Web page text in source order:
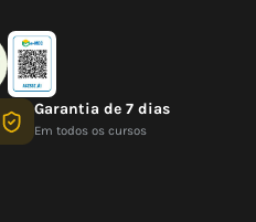
Garantia de 7 dias
Em todos os cursos